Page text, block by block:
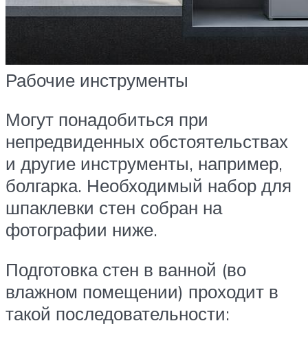
Рабочие инструменты
Могут понадобиться при
непредвиденных обстоятельствах
и другие инструменты, например,
болгарка. Необходимый набор для
шпаклевки стен собран на
фотографии ниже.
Подготовка стен в ванной (во
влажном помещении) проходит в
такой последовательности: